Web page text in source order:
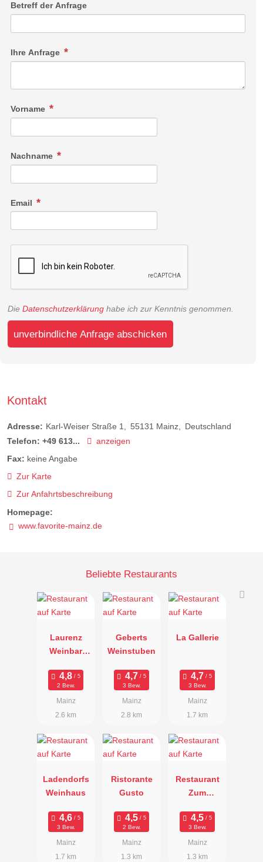
Betreff der Anfrage
Ihre Anfrage
Vorname
Nachname
Email
Die Datenschutzerklärung habe ich zur Kenntnis genommen.
unverbindliche Anfrage abschicken
Kontakt
Adresse: Karl-Weiser Straße 1 55131 Mainz
Deutschland
Telefon: +49 613...
anzeigen
Fax: keine Angabe
Zur Karte
Zur Anfahrtsbeschreibung
Homepage:
www.favorite-mainz.de
Beliebte Restaurants
Laurenz
Weinbar
Vinothek
2 Bew.
Mainz
2.6 km
Geberts
Weinstuben
3 Bew.
Mainz
2.8 km
La Gallerie
3 Bew.
Mainz
1.7 km
Ladendorfs
Weinhaus
3 Bew.
Mainz
1.7 km
Ristorante
Gusto
2 Bew.
Mainz
1.3 km
Restaurant
Zum
3 Bew.
Mainz
1.3 km